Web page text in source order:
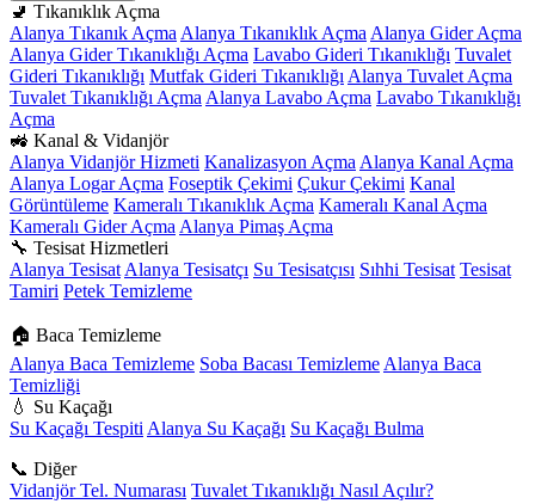
🚽 Tıkanıklık Açma
Alanya Tıkanık Açma Alanya Tıkanıklık Açma Alanya Gider Açma
Alanya Gider Tıkanıklığı Açma Lavabo Gideri Tıkanıklığı Tuvalet
Gideri Tıkanıklığı Mutfak Gideri Tıkanıklığı Alanya Tuvalet Açma
Tuvalet Tıkanıklığı Açma Alanya Lavabo Açma Lavabo Tıkanıklığı
Açma
🚜 Kanal & Vidanjör
Alanya Vidanjör Hizmeti Kanalizasyon Açma Alanya Kanal Açma
Alanya Logar Açma Foseptik Çekimi Çukur Çekimi Kanal
Görüntüleme Kameralı Tıkanıklık Açma Kameralı Kanal Açma
Kameralı Gider Açma Alanya Pimaş Açma
🔧 Tesisat Hizmetleri
Alanya Tesisat Alanya Tesisatçı Su Tesisatçısı Sıhhi Tesisat Tesisat
Tamiri Petek Temizleme
🏠 Baca Temizleme
Alanya Baca Temizleme Soba Bacası Temizleme Alanya Baca
Temizliği
💧 Su Kaçağı
Su Kaçağı Tespiti Alanya Su Kaçağı Su Kaçağı Bulma
📞 Diğer
Vidanjör Tel. Numarası Tuvalet Tıkanıklığı Nasıl Açılır?